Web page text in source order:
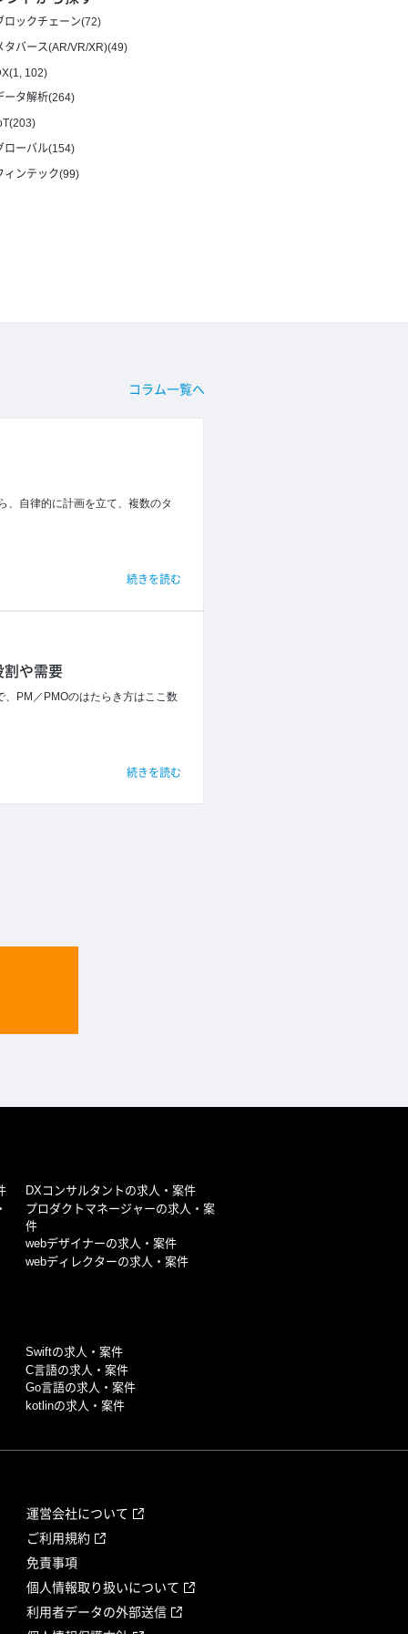
ロックチェーン(72)
タバース(AR/VR/XR)(49)
102)
ータ解析(264)
ローバル(154)
ィンテック(99)
コラム一覧へ
、自律的に計画を立て、複数のタ
続きを読む
や需要
PM／PMOのはたらき方はここ数
続きを読む
DXコンサルタントの求人・案件
プロダクトマネージャーの求人・案
件
webデザイナーの求人・案件
webディレクターの求人・案件
Swiftの求人・案件
C言語の求人・案件
Go言語の求人・案件
kotlinの求人・案件
運営会社について
ご利用規約
免責事項
個人情報取り扱いについて
利用者データの外部送信